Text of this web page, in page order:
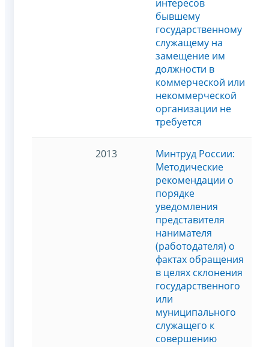
интересов
бывшему
государственному
служащему на
замещение им
должности в
коммерческой или
некоммерческой
организации не
требуется
2013
Минтруд России:
Методические
рекомендации о
порядке
уведомления
представителя
нанимателя
(работодателя) о
фактах обращения
в целях склонения
государственного
или
муниципального
служащего к
совершению